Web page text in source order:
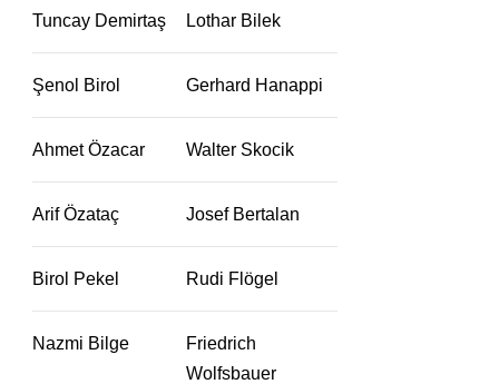
Tuncay Demirtaş Lothar Bilek
Şenol Birol Gerhard Hanappi
Ahmet Özacar Walter Skocik
Arif Özataç Josef Bertalan
Birol Pekel Rudi Flögel
Nazmi Bilge
Friedrich
Wolfsbauer